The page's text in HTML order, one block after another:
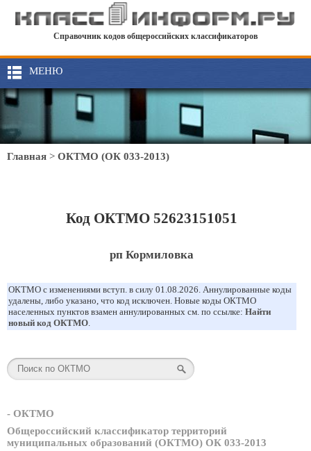
Справочник кодов общероссийских классификаторов
МЕНЮ
Главная > ОКТМО (ОК 033-2013)
Код ОКТМО 52623151051
рп Кормиловка
ОКТМО с изменениями вступ. в силу 01.08.2026. Аннулированные коды
удалены, либо указано, что код исключен. Новые коды ОКТМО
населенных пунктов взамен аннулированных см. по ссылке: Найти
новый код ОКТМО.
- ОКТМО
Общероссийский классификатор территорий
муниципальных образований (ОКТМО) ОК 033-2013